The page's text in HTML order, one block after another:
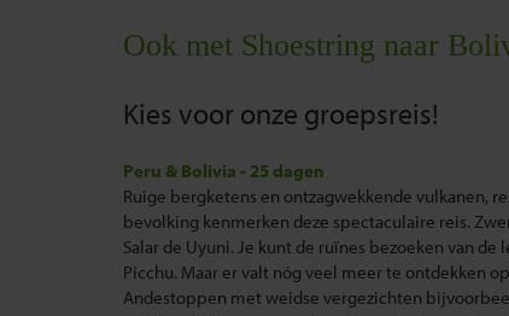
Ook met Shoestring naar
Kies voor onze groepsreis!
Peru & Bolivia - 25 dagen
Ruige bergketens en ontzagwekkende vulkanen,
bevolking kenmerken deze spectaculaire reis.
Salar de Uyuni. Je kunt de ruïnes bezoeken van
Picchu. Maar er valt nóg veel meer te ontdekken
Andestoppen met weidse vergezichten